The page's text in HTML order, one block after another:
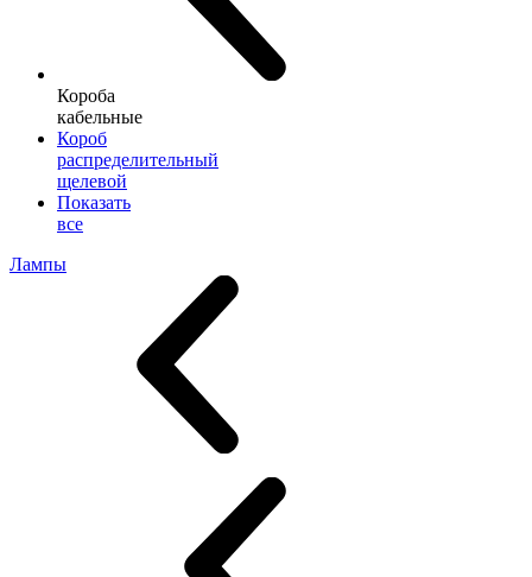
Короба
кабельные
Короб
распределительный
щелевой
Показать
все
Лампы